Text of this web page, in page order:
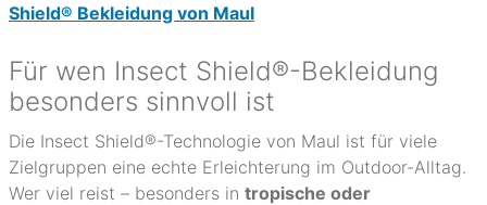
Shield® Bekleidung von Maul
Für wen Insect Shield®-Bekleidung
besonders sinnvoll ist
Die Insect Shield®-Technologie von Maul ist für viele
Zielgruppen eine echte Erleichterung im Outdoor-Alltag.
Wer viel reist – besonders in tropische oder